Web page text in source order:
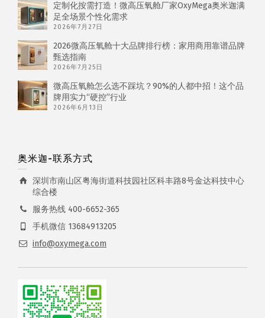
定制化按需打造！微高压氧舱厂家OxyMega奥米迦满
足全场景个性化需求
2026年7月27日
2026微高压氧舱十大品牌排行榜：家用商用靠谱品牌
甄选指南
2026年7月25日
微高压氧舱怎么选不踩坑？90%的人都中招！这个品
牌用实力“硬控”行业
2026年6月13日
奥米迦-联系方式
深圳市南山区粤海街道科技园社区科丰路8号金达科技中心
综合楼
服务热线 400-6652-365
手机微信 13684913205
info@oxymega.com